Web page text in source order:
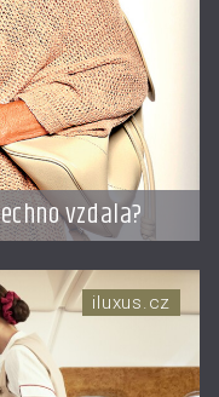
vzdala?
iluxus.cz